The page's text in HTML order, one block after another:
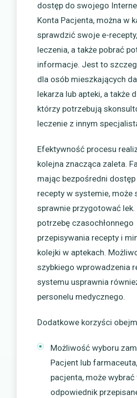
dostęp do swojego
Konta Pacjenta, można w
sprawdzić swoje e-
leczenia, a także pobrać
informacje. Jest to
dla osób mieszkających
lekarza lub apteki, a także
którzy potrzebują
leczenie z innym
Efektywność procesu
kolejna znacząca zaleta.
mając bezpośredni
recepty w systemie, może
sprawnie przygotować
potrzebę czasochłonnego
przepisywania recepty i
kolejki w aptekach.
szybkiego wprowadzenia
systemu usprawnia
personelu medycznego.
Dodatkowe korzyści
Możliwość wyboru
Pacjent lub
pacjenta, może
odpowiednik